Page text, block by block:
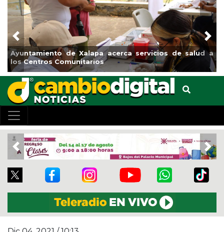
Ayuntamiento de Xalapa acerca servicios de salud a
los Centros Comunitarios
Previous
Previous